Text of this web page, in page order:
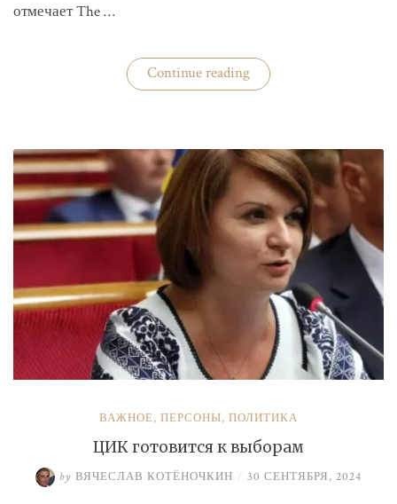
отмечает The …
Continue reading«Анализ
визита
США»
ВАЖНОЕ, ПЕРСОНЫ, ПОЛИТИКА
ЦИК готовится к выборам
by ВЯЧЕСЛАВ КОТЁНОЧКИН / 30 СЕНТЯБРЯ, 2024